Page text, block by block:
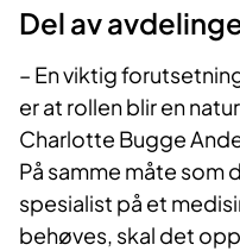
Del av
– En viktig
er at rollen blir en
Charlotte Bugge
På samme måte som
spesialist på et
behøves, skal det